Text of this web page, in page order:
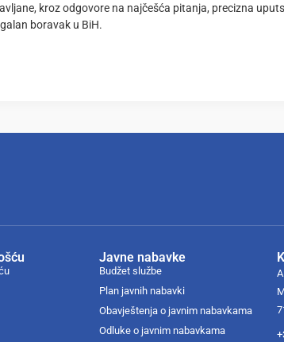
kroz odgovore na najčešća pitanja, precizna
boravak u BiH.
Javne nabavke
Budžet službe
Plan javnih nabavki
Obavještenja o javnim nabavkama
Odluke o javnim nabavkama